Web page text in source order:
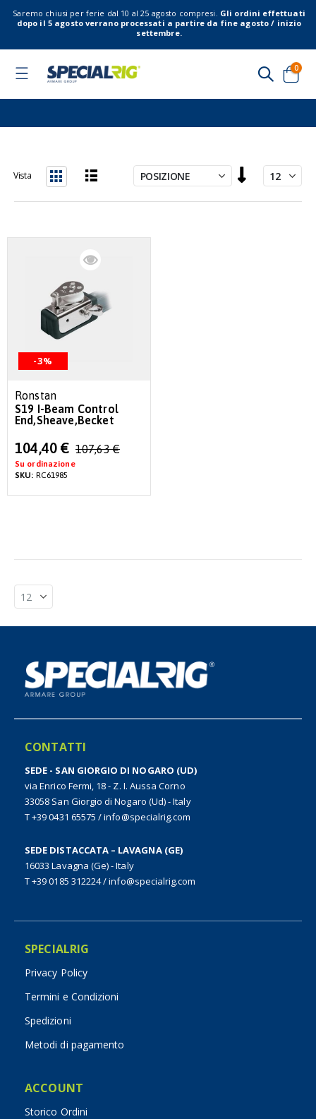
Saremo chiusi per ferie dal 10 al 25 agosto compresi. Gli ordini effettuati
dopo il 5 agosto verrano processati a partire da fine agosto / inizio
settembre.
Toggle
Cart
0
la
direzione
Vista
-3%
Ronstan
S19 I-Beam Control
End,Sheave,Becket
Special
Price
104,40 € 107,63 €
Su ordinazione
SKU: RC61985
CONTATTI
SEDE - SAN GIORGIO DI NOGARO (UD)
via Enrico Fermi, 18 - Z. I. Aussa Corno
33058 San Giorgio di Nogaro (Ud) - Italy
T +39 0431 65575 /info@specialrig.com
SEDE DISTACCATA – LAVAGNA (GE)
16033 Lavagna (Ge) - Italy
T +39 0185 312224/info@specialrig.com
SPECIALRIG
Privacy Policy
Termini e Condizioni
Spedizioni
Metodi di pagamento
ACCOUNT
Storico Ordini